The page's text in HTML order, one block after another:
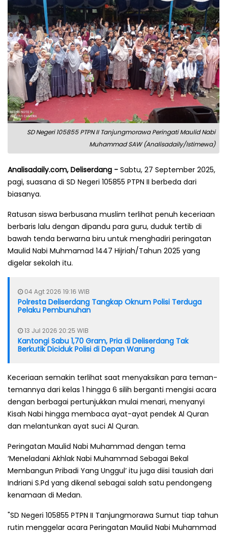
SD Negeri 105855 PTPN II Tanjungmorawa Peringati Maulid Nabi
Muhammad SAW (Analisadaily/Istimewa)
Analisadaily.com, Deliserdang - Sabtu, 27 September 2025,
pagi, suasana di SD Negeri 105855 PTPN II berbeda dari
biasanya.
Ratusan siswa berbusana muslim terlihat penuh keceriaan
berbaris lalu dengan dipandu para guru, duduk tertib di
bawah tenda berwarna biru untuk menghadiri peringatan
Maulid Nabi Muhmamad 1447 Hijriah/Tahun 2025 yang
digelar sekolah itu.
04 Agt 2026 19:16 WIB
Polresta Deliserdang Tangkap Oknum Polisi Terduga
Pelaku Pembunuhan
13 Jul 2026 20:25 WIB
Kantongi Sabu 1,70 Gram, Pria di Deliserdang Tak
Berkutik Diciduk Polisi di Depan Warung
Keceriaan semakin terlihat saat menyaksikan para teman-
temannya dari kelas 1 hingga 6 silih berganti mengisi acara
dengan berbagai pertunjukkan mulai menari, menyanyi
Kisah Nabi hingga membaca ayat-ayat pendek Al Quran
dan melantunkan ayat suci Al Quran.
Peringatan Maulid Nabi Muhammad dengan tema
‘Meneladani Akhlak Nabi Muhammad Sebagai Bekal
Membangun Pribadi Yang Unggul’ itu juga diisi tausiah dari
Indriani S.Pd yang dikenal sebagai salah satu pendongeng
kenamaan di Medan.
"SD Negeri 105855 PTPN II Tanjungmorawa Sumut tiap tahun
rutin menggelar acara Peringatan Maulid Nabi Muhammad